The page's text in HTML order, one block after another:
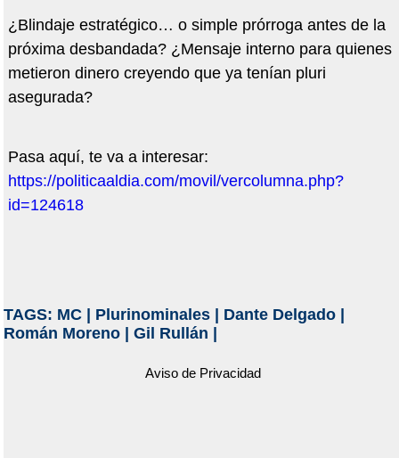
¿Blindaje estratégico… o simple prórroga antes de la
próxima desbandada? ¿Mensaje interno para quienes
metieron dinero creyendo que ya tenían pluri
asegurada?
Pasa aquí, te va a interesar:
https://politicaaldia.com/movil/vercolumna.php?
id=124618
TAGS: MC| Plurinominales| Dante Delgado|
Román Moreno| Gil Rullán
Aviso de Privacidad